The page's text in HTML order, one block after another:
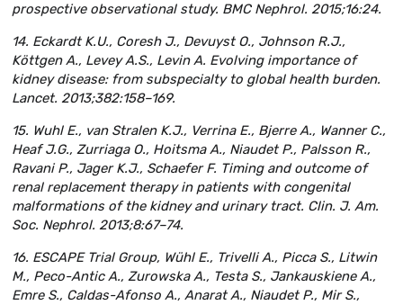
prospective observational study. BMC Nephrol. 2015;16:24.
14. Eckardt K.U., Coresh J., Devuyst O., Johnson R.J.,
Köttgen A., Levey A.S., Levin A. Evolving importance of
kidney disease: from subspecialty to global health burden.
Lancet. 2013;382:158–169.
15. Wuhl E., van Stralen K.J., Verrina E., Bjerre A., Wanner C.,
Heaf J.G., Zurriaga O., Hoitsma A., Niaudet P., Palsson R.,
Ravani P., Jager K.J., Schaefer F. Timing and outcome of
renal replacement therapy in patients with congenital
malformations of the kidney and urinary tract. Clin. J. Am.
Soc. Nephrol. 2013;8:67–74.
16. ESCAPE Trial Group, Wühl E., Trivelli A., Picca S., Litwin
M., Peco-Antic A., Zurowska A., Testa S., Jankauskiene A.,
Emre S., Caldas-Afonso A., Anarat A., Niaudet P., Mir S.,